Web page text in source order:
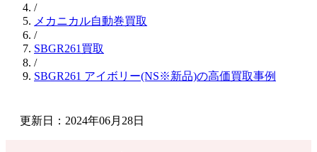
/
メカニカル自動巻買取
/
SBGR261買取
/
SBGR261 アイボリー(NS※新品)の高価買取事例
更新日：2024年06月28日